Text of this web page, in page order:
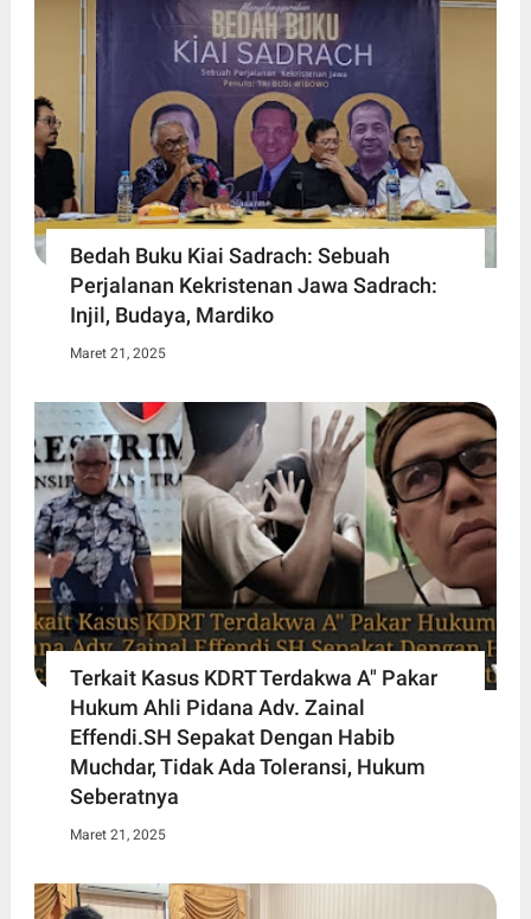
Bedah Buku Kiai Sadrach: Sebuah
Perjalanan Kekristenan Jawa Sadrach:
Injil, Budaya, Mardiko
Maret 21, 2025
Terkait Kasus KDRT Terdakwa A" Pakar
Hukum Ahli Pidana Adv. Zainal
Effendi.SH Sepakat Dengan Habib
Muchdar, Tidak Ada Toleransi, Hukum
Seberatnya
Maret 21, 2025